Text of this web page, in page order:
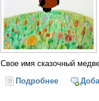
Свое имя сказочный
Подробнеео «Винни-